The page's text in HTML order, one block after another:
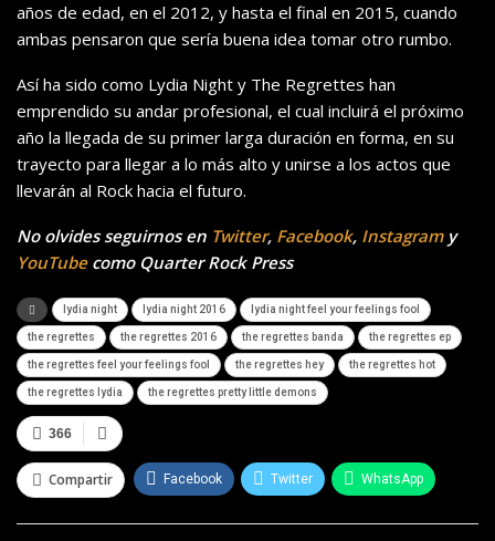
años de edad, en el 2012, y hasta el final en 2015, cuando
ambas pensaron que sería buena idea tomar otro rumbo.
Así ha sido como Lydia Night y The Regrettes han
emprendido su andar profesional, el cual incluirá el próximo
año la llegada de su primer larga duración en forma, en su
trayecto para llegar a lo más alto y unirse a los actos que
llevarán al Rock hacia el futuro.
No olvides seguirnos en Twitter, Facebook, Instagramy
YouTubecomo Quarter Rock Press
lydia night lydia night 2016 lydia night feel your feelings fool
the regrettes the regrettes 2016 the regrettes banda the regrettes ep
the regrettes feel your feelings fool the regrettes hey the regrettes hot
the regrettes lydia the regrettes pretty little demons
366
Compartir Facebook Twitter WhatsApp
Telegram